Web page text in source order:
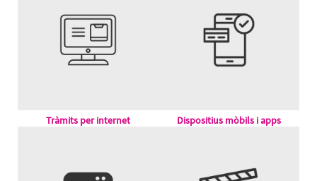
Tràmits per internet Dispositius mòbils i apps